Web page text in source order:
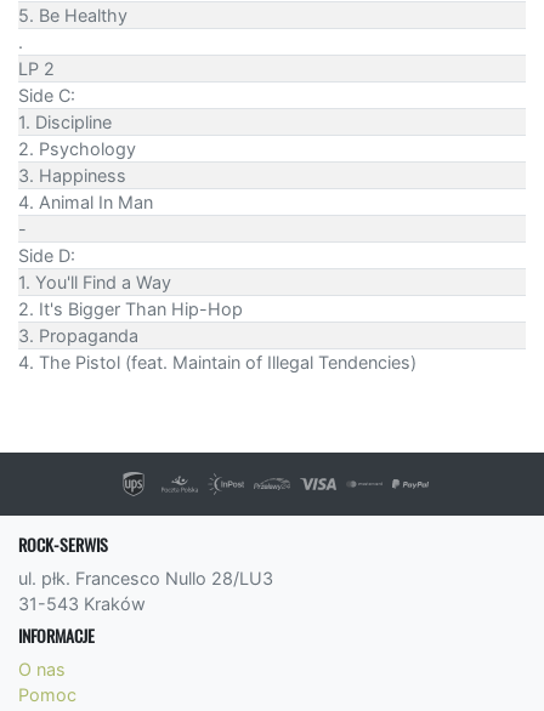
5. Be Healthy
.
LP 2
Side C:
1. Discipline
2. Psychology
3. Happiness
4. Animal In Man
-
Side D:
1. You'll Find a Way
2. It's Bigger Than Hip-Hop
3. Propaganda
4. The Pistol (feat. Maintain of Illegal Tendencies)
ROCK-SERWIS
ul. płk. Francesco Nullo 28/LU3
31-543 Kraków
INFORMACJE
O nas
Pomoc